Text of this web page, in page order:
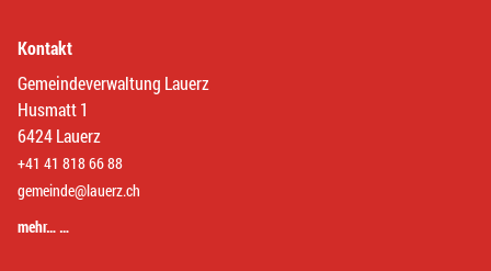
Kontakt
Gemeindeverwaltung Lauerz
Husmatt 1
6424 Lauerz
+41 41 818 66 88
gemeinde@lauerz.ch
mehr… …